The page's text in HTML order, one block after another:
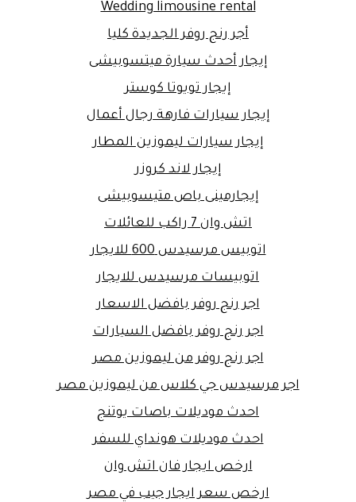
Wedding limousine rental
أجر رنج روفر الجديدة كليا
إيجار أحدث سيارة ميتسوبيشى
إيجار تويوتا كوستر
إيجار سيارات فارهة رجال أعمال
إيجار سيارات ليموزين المطار
إيجار لاند كروزر
إيجارمينى باص متيسوبيشى
اتش وان 7 راكب للعائلات
اتوبيس مرسيدس 600 للايجار
اتوبيسات مرسيدس للايجار
اجر رنج روفر بافضل الاسعار
اجر رنج روفر بافضل السيارات
اجر رنج روفر من ليموزين مصر
اجر مرسيدس جي كلاس من ليموزين مصر
احدث موديلات باصات يوتنج
احدث موديلات هونداي للسفر
ارخص ايجار فان اتش وان
ارخص سعر ايجار جيب في مصر